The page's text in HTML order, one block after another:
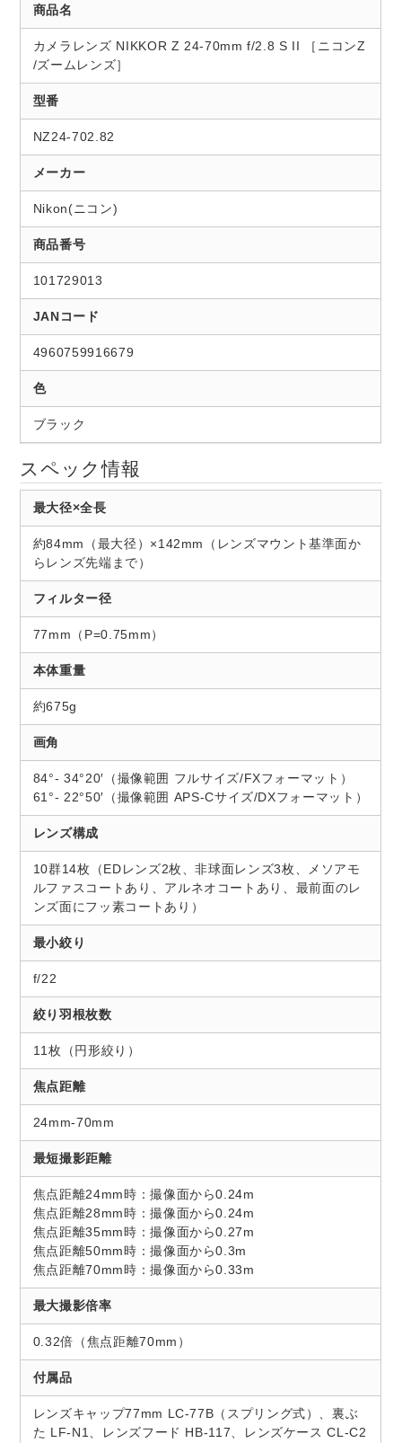
商品名
カメラレンズ NIKKOR Z 24-70mm f/2.8 S II ［ニコンZ
/ズームレンズ］
型番
NZ24-702.82
メーカー
Nikon(ニコン)
商品番号
101729013
JANコード
4960759916679
色
ブラック
スペック情報
最大径×全長
約84mm（最大径）×142mm（レンズマウント基準面か
らレンズ先端まで）
フィルター径
77mm（P=0.75mm）
本体重量
約675g
画角
84°- 34°20′（撮像範囲 フルサイズ/FXフォーマット）
61°- 22°50′（撮像範囲 APS-Cサイズ/DXフォーマット）
レンズ構成
10群14枚（EDレンズ2枚、非球面レンズ3枚、メソアモ
ルファスコートあり、アルネオコートあり、最前面のレ
ンズ面にフッ素コートあり）
最小絞り
f/22
絞り羽根枚数
11枚（円形絞り）
焦点距離
24mm-70mm
最短撮影距離
焦点距離24mm時：撮像面から0.24m
焦点距離28mm時：撮像面から0.24m
焦点距離35mm時：撮像面から0.27m
焦点距離50mm時：撮像面から0.3m
焦点距離70mm時：撮像面から0.33m
最大撮影倍率
0.32倍（焦点距離70mm）
付属品
レンズキャップ77mm LC-77B（スプリング式）、裏ぶ
た LF-N1、レンズフード HB-117、レンズケース CL-C2